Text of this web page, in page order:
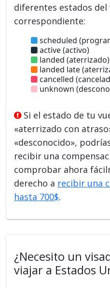
diferentes estados del
correspondiente:
scheduled
active (activo)
landed (aterrizado)
landed late
cancelled
unknown
Si el estado de tu
«aterrizado con
«desconocido»,
recibir una
comprobar ahora
derecho a recibir una
hasta 700$.
¿Necesito un
viajar a Estados